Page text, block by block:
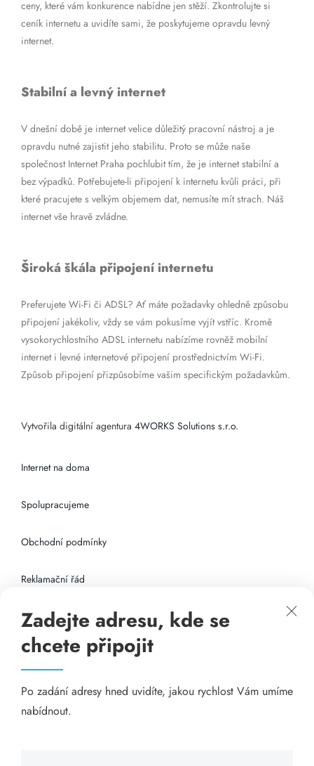
ceny, které vám konkurence nabídne jen stěží. Zkontrolujte si
ceník internetu a uvidíte sami, že poskytujeme opravdu levný
internet.
Stabilní a levný internet
V dnešní době je internet velice důležitý pracovní nástroj a je
opravdu nutné zajistit jeho stabilitu. Proto se může naše
společnost Internet Praha pochlubit tím, že je internet stabilní a
bez výpadků. Potřebujete-li připojení k internetu kvůli práci, při
které pracujete s velkým objemem dat, nemusíte mít strach. Náš
internet vše hravě zvládne.
Široká škála připojení internetu
Preferujete Wi-Fi či ADSL? Ať máte požadavky ohledně způsobu
připojení jakékoliv, vždy se vám pokusíme vyjít vstříc. Kromě
vysokorychlostního ADSL internetu nabízíme rovněž mobilní
internet i levné internetové připojení prostřednictvím Wi-Fi.
Způsob připojení přizpůsobíme vašim specifickým požadavkům.
Vytvořila digitální agentura 4WORKS Solutions s.r.o.
Internet na doma
Spolupracujeme
Obchodní podmínky
Reklamační řád
Připojení k internetu
Odkazy
Katalog A-seznam.cz
Zadejte adresu, kde se
chcete připojit
Po zadání adresy hned uvidíte, jakou rychlost Vám umíme
nabídnout.